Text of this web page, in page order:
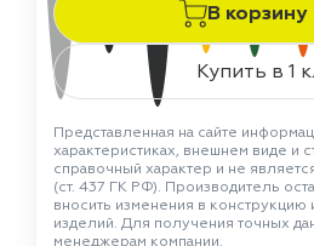
В корзину
Купить в 1
Представленная на сайте
характеристиках, внешнем виде и
справочный характер и не
(ст. 437 ГК РФ). Производитель
вносить изменения в конструкцию
изделий. Для получения точных
менеджерам компании.